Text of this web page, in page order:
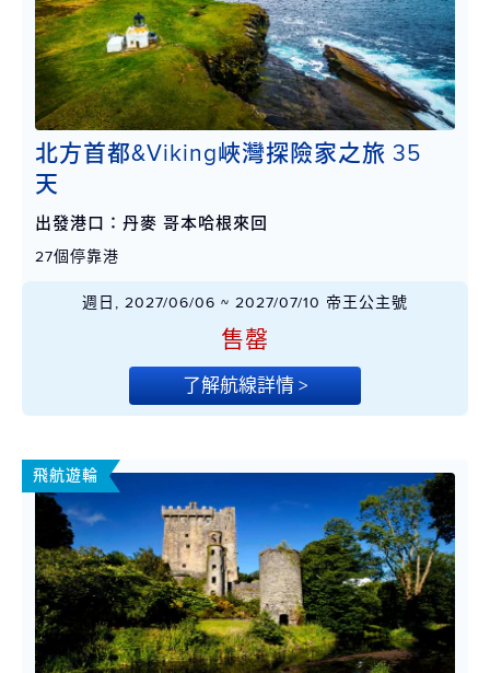
北方首都&Viking峽灣探險家之旅 35
天
出發港口：丹麥 哥本哈根來回
27個停靠港
週日, 2027/06/06 ~ 2027/07/10 帝王公主號
售罄
了解航線詳情 >
飛航遊輪